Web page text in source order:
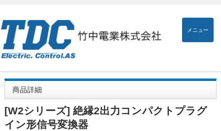
メニュー
商品詳細
[W2シリーズ] 絶縁2出力コンパクトプラグ
イン形信号変換器